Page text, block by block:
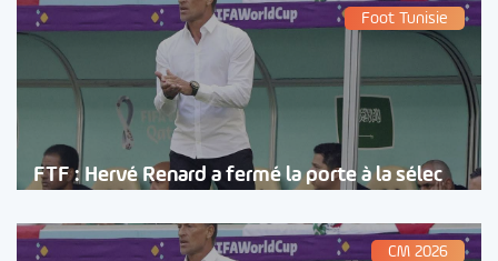
Foot Tunisie
FTF : Hervé Renard a fermé la porte à la sélec
CM 2026